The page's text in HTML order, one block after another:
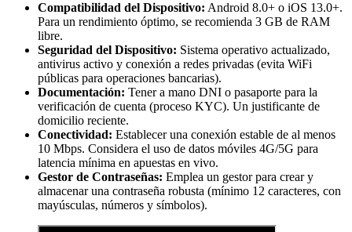
Compatibilidad del Dispositivo: Android 8.0+ o iOS 13.0+.
Para un rendimiento óptimo, se recomienda 3 GB de RAM
libre.
Seguridad del Dispositivo: Sistema operativo actualizado,
antivirus activo y conexión a redes privadas (evita WiFi
públicas para operaciones bancarias).
Documentación: Tener a mano DNI o pasaporte para la
verificación de cuenta (proceso KYC). Un justificante de
domicilio reciente.
Conectividad: Establecer una conexión estable de al menos
10 Mbps. Considera el uso de datos móviles 4G/5G para
latencia mínima en apuestas en vivo.
Gestor de Contraseñas: Emplea un gestor para crear y
almacenar una contraseña robusta (mínimo 12 caracteres, con
mayúsculas, números y símbolos).